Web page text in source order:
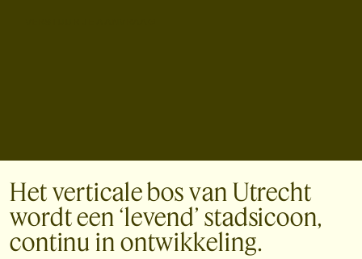
Het verticale bos van Utrecht
wordt een ‘levend’ stadsicoon,
continu in ontwikkeling.